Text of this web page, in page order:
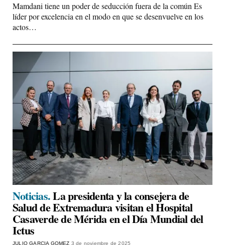
Mamdani tiene un poder de seducción fuera de la común Es
líder por excelencia en el modo en que se desenvuelve en los
actos…
Noticias.La presidenta y la consejera de
Salud de Extremadura visitan el Hospital
Casaverde de Mérida en el Día Mundial del
Ictus
JULIO GARCIA GOMEZ 3 de noviembre de 2025